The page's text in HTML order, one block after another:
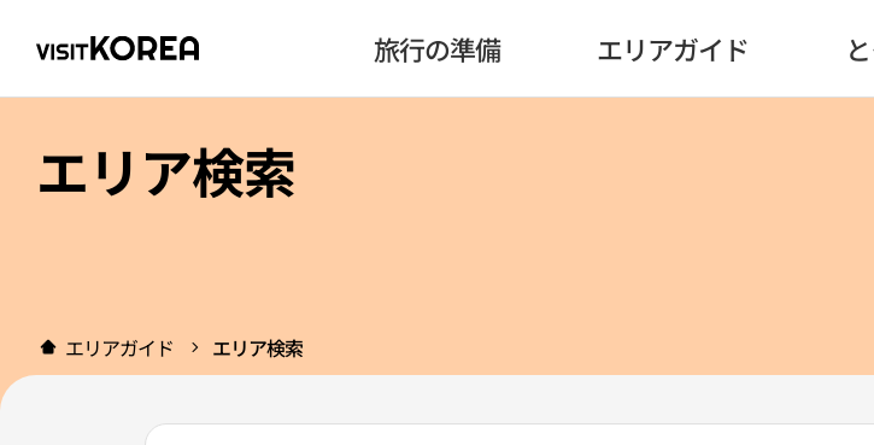
旅行の準備 エリアガイド
エリア検索
エリアガイド エリア検索